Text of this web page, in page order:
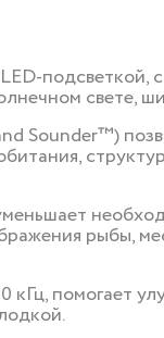
подсветкой,
свете,
Sounder™)
рыбы,
кГц, помогает